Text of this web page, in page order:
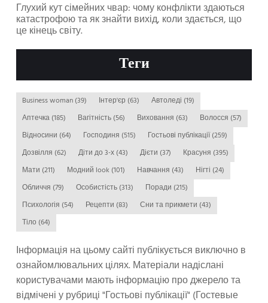
Глухий кут сімейних чвар: чому конфлікти здаються
катастрофою та як знайти вихід, коли здається, що
це кінець світу.
Теги
Business woman (39) Інтер'єр (63) Автоледі (19)
Аптечка (185) Вагітність (56) Виховання (63) Волосся (57)
Відносини (64) Господиня (515) Гостьові публікації(259)
Дозвілля (62) Діти до 3-х (43) Дієти (37) Красуня (395)
Мати (211) Модний look (101) Навчання (43) Нігті (24)
Обличчя (79) Особистість (313) Поради (215)
Психологія (54) Рецепти (83) Сни та прикмети (43)
Тіло (64)
Інформація на цьому сайті публікується виключно в
ознайомлювальних цілях. Матеріали надіслані
користувачами мають інформацію про джерело та
відмічені у рубриці "Гостьові публікації" (Гостевые